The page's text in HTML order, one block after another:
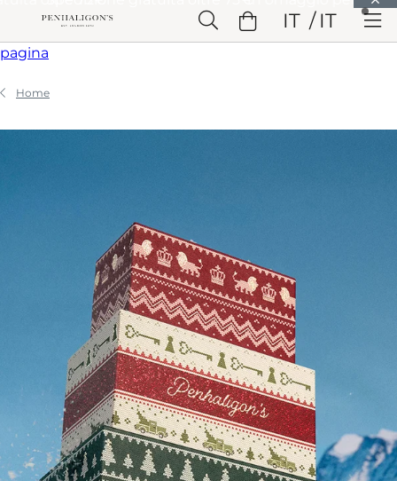
Vai a Intestazione Vai a Contenuto principale Vai a Piè di
pagina
IT IT
Home